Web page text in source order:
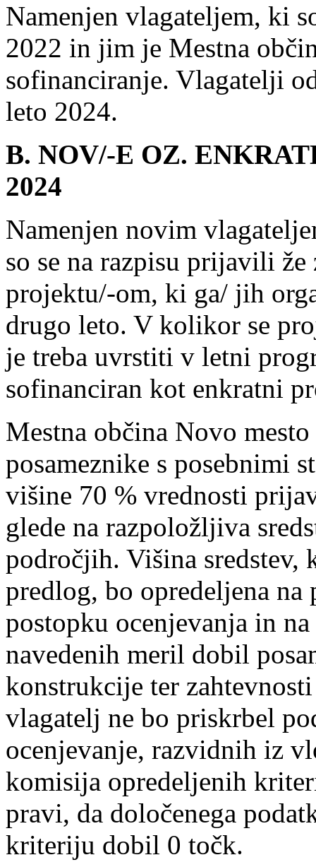
Namenjen vlagateljem, ki
2022 in jim je Mestna
sofinanciranje. Vlagatelji
leto 2024.
B. NOV/-E OZ.
2024
Namenjen novim
so se na razpisu prijavili
projektu/-om, ki ga/ jih
drugo leto. V kolikor se
je treba uvrstiti v letni
sofinanciran kot enkratni
Mestna občina Novo
posameznike s posebnimi
višine 70 % vrednosti
glede na razpoložljiva
področjih. Višina sredstev,
predlog, bo opredeljena
postopku ocenjevanja in
navedenih meril dobil
konstrukcije ter
vlagatelj ne bo priskrbel
ocenjevanje, razvidnih iz
komisija opredeljenih
pravi, da določenega
kriteriju dobil 0 točk.